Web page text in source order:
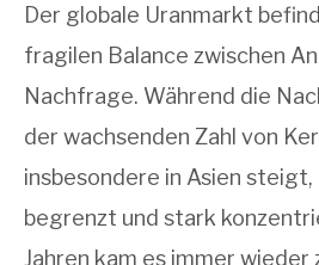
Der globale Uranmarkt
fragilen Balance zwischen
Nachfrage. Während die
der wachsenden Zahl von
insbesondere in Asien
begrenzt und stark
Jahren kam es immer wieder